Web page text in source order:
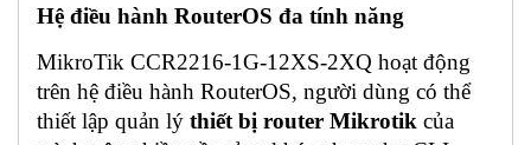
Hệ điều hành RouterOS đa tính năng
MikroTik CCR2216-1G-12XS-2XQ hoạt động
trên hệ điều hành RouterOS, người dùng có thể
thiết lập quản lý thiết bị router Mikrotik của